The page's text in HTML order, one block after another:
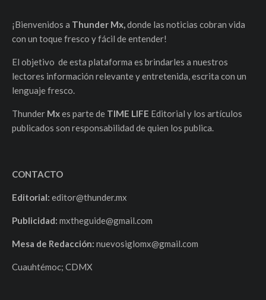
¡Bienvenidos a Thunder Mx,donde las noticias cobran vida
con un toque fresco y fácil de entender!
El objetivo de esta plataforma es brindarles a nuestros
lectores información relevante y entretenida, escrita con un
lenguaje fresco.
Thunder Mxes parte de TIME LIFE Editorial y los artículos
publicados son responsabilidad de quien los publica.
CONTACTO
Editorial: editor@thunder.mx
Publicidad: mxtheguide@gmail.com
Mesa de Redacción: nuevosiglomx@gmail.com
Cuauhtémoc; CDMX